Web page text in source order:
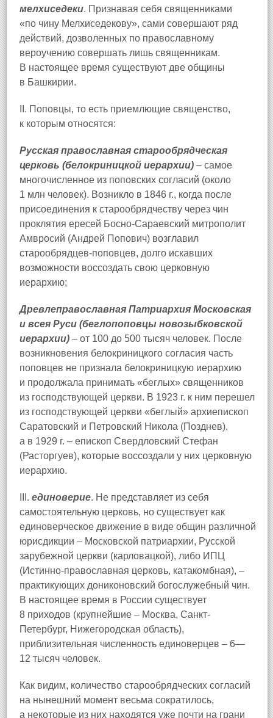
мелхиседеки. Признавая себя священниками
«по чину Мелхиседекову», сами совершают ряд
действий, дозволенных по православному
вероучению совершать лишь священникам.
В настоящее время существуют две общины
в Башкирии.
II. Поповцы, то есть приемлющие священство,
к которым относятся:
Русская православная старообрядческая
церковь (белокриницкой иерархии) – самое
многочисленное из поповских согласий (около
1 млн человек). Возникло в 1846 г., когда после
присоединения к старообрядчеству через чин
проклятия ересей Босно-Сараевский митрополит
Амвросий (Андрей Попович) возглавил
старообрядцев-поповцев, долго искавших
возможности воссоздать свою церковную
иерархию;
Древлеправославная Патриархия Московская
и всея Руси (беглопоповцы новозыбковской
иерархии) – от 100 до 500 тысяч человек. После
возникновения белокриницкого согласия часть
поповцев не признала белокриницкую иерархию
и продолжала принимать «беглых» священников
из господствующей церкви. В 1923 г. к ним перешел
из господствующей церкви «беглый» архиепископ
Саратовский и Петровский Никола (Позднев),
а в 1929 г. – епископ Свердловский Стефан
(Расторгуев), которые воссоздали у них церковную
иерархию.
III. единоверие. Не представляет из себя
самостоятельную церковь, но существует как
единоверческое движение в виде общин различной
юрисдикции – Московской патриархии, Русской
зарубежной церкви (карловацкой), либо ИПЦ
(Истинно-православная церковь, катакомбная), –
практикующих дониконовский богослужебный чин.
В настоящее время в России существует
8 приходов (крупнейшие – Москва, Санкт-
Петербург, Нижегородская область),
приблизительная численность единоверцев – 6—
12 тысяч человек.
Как видим, количество старообрядческих согласий
на нынешний момент весьма сократилось,
а некоторые из них находятся уже почти на грани